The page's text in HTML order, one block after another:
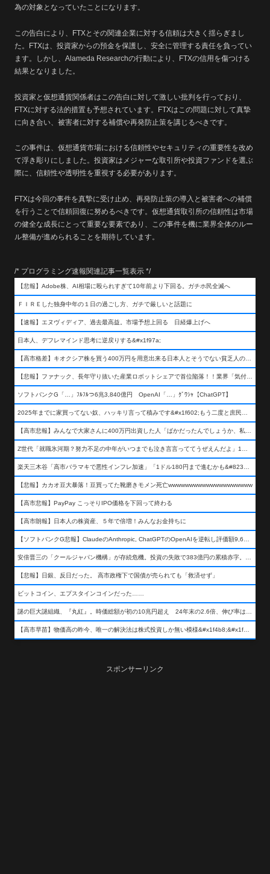
為の対象となっていたことになります。
この告白により、FTXとその関連企業に対する信頼は大きく揺らぎまし
た。FTXは、投資家からの預金を保護し、安全に管理する責任を負ってい
ます。しかし、Alameda Researchの行動により、FTXの信用を傷つける
結果となりました。
投資家と仮想通貨関係者はこの告白に対して激しい批判を行っており、
FTXに対する法的措置も予想されています。FTXはこの問題に対して真摯
に向き合い、被害者に対する補償や再発防止策を講じるべきです。
この事件は、仮想通貨市場における信頼性やセキュリティの重要性を改め
て浮き彫りにしました。投資家はメジャーな取引所や投資ファンドを選ぶ
際に、信頼性や透明性を重視する必要があります。
FTXは今回の事件を真摯に受け止め、再発防止策の導入と被害者への補償
を行うことで信頼回復に努めるべきです。仮想通貨取引所の信頼性は市場
の健全な成長にとって重要な要素であり、この事件を機に業界全体のルー
ル整備が進められることを期待しています。
/* プログラミング速報関連記事一覧表示 */
【悲報】Adobe株、AI相場に殴られすぎて10年前より下回る。ガチホ民全滅へ
ＦＩＲＥした独身中年の１日の過ごし方、ガチで厳しいと話題に
【速報】エヌヴィディア、過去最高益。市場予想上回る 日経爆上げへ
日本人、デフレマインド思考に逆戻りする&#x1f97a;
ソフトバンクG「…」ﾌﾙﾌﾙつ6兆3,840億円 OpenAI「…」ｸﾞﾜｼｬ【ChatGPT】
【悲報】カカオ豆大暴落！豆買ってた靴磨きモメン死亡wwwwwwwwwwwwwwwwwwww
【高市悲報】PayPay こっそりIPO価格を下回って終わる
【高市朗報】日本人の株資産、５年で倍増！みんなお金持ちに
【悲報】日銀、反日だった。 高市政権下で国債が売られても「救済せず」
ビットコイン、エプスタインコインだった……
スポンサーリンク